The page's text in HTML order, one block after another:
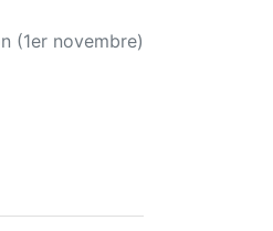
(1er novembre)